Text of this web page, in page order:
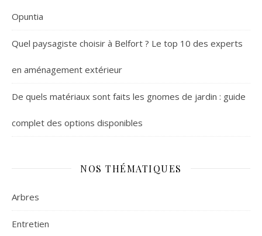
Opuntia
Quel paysagiste choisir à Belfort ? Le top 10 des experts
en aménagement extérieur
De quels matériaux sont faits les gnomes de jardin : guide
complet des options disponibles
NOS THÉMATIQUES
Arbres
Entretien